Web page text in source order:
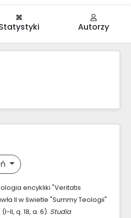
Autorzy
encykliki "Veritatis
II w świetle "Summy Teologii"
q. 18, a. 6). Studia